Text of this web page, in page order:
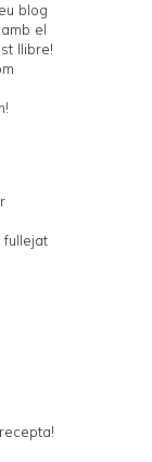
blog
el
llibre!
fullejat